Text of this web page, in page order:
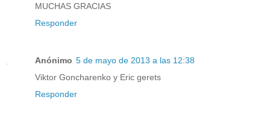
MUCHAS GRACIAS
Responder
Anónimo 5 de mayo de 2013 a las 12:38
Viktor Goncharenko y Eric gerets
Responder